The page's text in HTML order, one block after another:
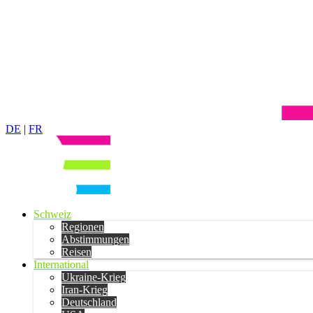
DE | FR
Schweiz
Regionen
Abstimmungen
Reisen
International
Ukraine-Krieg
Iran-Krieg
Deutschland